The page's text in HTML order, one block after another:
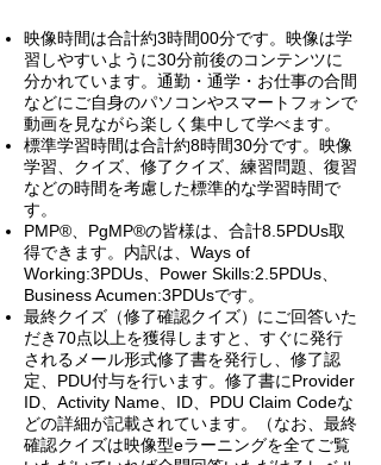
映像時間は合計約3時間00分です。映像は学
習しやすいように30分前後のコンテンツに
分かれています。通勤・通学・お仕事の合間
などにご自身のパソコンやスマートフォンで
動画を見ながら楽しく集中して学べます。
標準学習時間は合計約8時間30分です。映像
学習、クイズ、修了クイズ、練習問題、復習
などの時間を考慮した標準的な学習時間で
す。
PMP®、PgMP®の皆様は、合計8.5PDUs取
得できます。内訳は、Ways of
Working:3PDUs、Power Skills:2.5PDUs、
Business Acumen:3PDUsです。
最終クイズ（修了確認クイズ）にご回答いた
だき70点以上を獲得しますと、すぐに発行
されるメール形式修了書を発行し、修了認
定、PDU付与を行います。修了書にProvider
ID、Activity Name、ID、PDU Claim Codeな
どの詳細が記載されています。（なお、最終
確認クイズは映像型eラーニングを全てご覧